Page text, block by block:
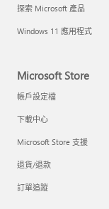
探索 Microsoft 產品
Windows 11 應用程式
Microsoft Store
帳戶設定檔
下載中心
Microsoft Store 支援
退貨/退款
訂單追蹤